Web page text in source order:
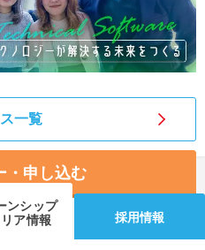
一覧
・申し込む
ンシップ
ア情報
採用情報